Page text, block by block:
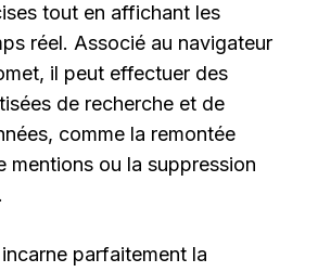
tout en affichant les
réel. Associé au navigateur
il peut effectuer des
de recherche et de
comme la remontée
mentions ou la suppression
parfaitement la